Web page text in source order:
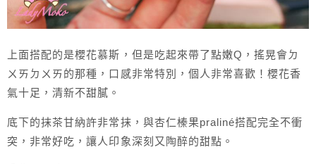
上面搭配的是櫻花慕斯，但是吃起來帶了點嫩Q，搖晃會ㄉ
ㄨㄞㄉㄨㄞ的那種，口感非常特別，個人非常喜歡！櫻花香
氣十足，清新不甜膩。
底下的抹茶甘納許非常抹，與杏仁榛果praliné搭配完全不衝
突，非常好吃，讓人印象深刻又陶醉的甜點。